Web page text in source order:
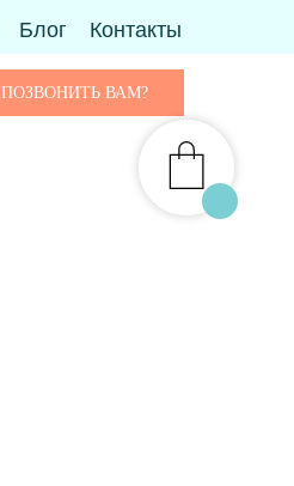
Блог Контакты
ПОЗВОНИТЬ ВАМ?